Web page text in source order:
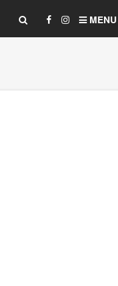
MENU